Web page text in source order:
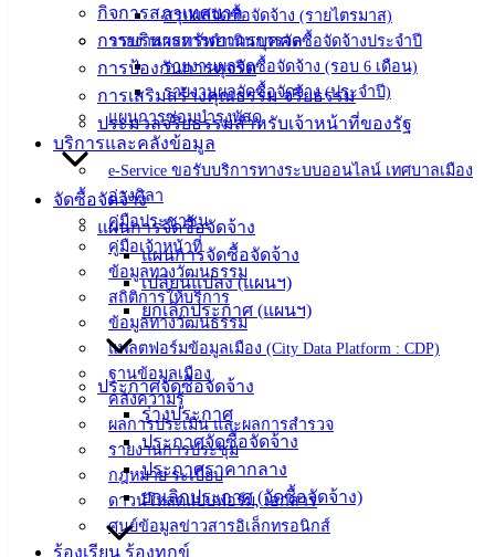
สรุปผลจัดซื้อจัดจ้าง (รายไตรมาส)
รายงานผลการดำเนินการจัดซื้อจัดจ้างประจำปี
รายงานผลจัดซื้อจัดจ้าง (รอบ 6 เดือน)
รายงานผลจัดซื้อจัดจ้าง (ประจำปี)
แผนการซ่อมบำรุงพัสดุ
บริการและคลังข้อมูล
e-Service ขอรับบริการทางระบบออนไลน์ เทศบาลเมือง
อ่างศิลา
คู่มือประชาชน
คู่มือเจ้าหน้าที่
ข้อมูลทางวัฒนธรรม
สถิติการให้บริการ
ข้อมูลทางวัฒนธรรม
แพลตฟอร์มข้อมูลเมือง (City Data Platform : CDP)
ฐานข้อมูลเมือง
คลังความรู้
ผลการประเมิน และผลการสำรวจ
รายงานการประชุม
กฎหมาย ระเบียบ
ดาวน์โหลดแบบฟอร์ม, เอกสาร
ศูนย์ข้อมูลข่าวสารอิเล็กทรอนิกส์
ร้องเรียน ร้องทุกข์
กิจการสภาเทศบาล
การบริหารทรัพยากรบุคคล
การป้องกันการทุจริต
การเสริมสร้างคุณธรรม จริยธรรม
ประมวลจริยธรรมสำหรับเจ้าหน้าที่ของรัฐ
จัดซื้อจัดจ้าง
แผนการจัดซื้อจัดจ้าง
แผนการจัดซื้อจัดจ้าง
เปลี่ยนแปลง (แผนฯ)
ยกเลิกประกาศ (แผนฯ)
ประกาศจัดซื้อจัดจ้าง
ร่างประกาศ
ประกาศจัดซื้อจัดจ้าง
ประกาศราคากลาง
ยกเลิกประกาศ (จัดซื้อจัดจ้าง)
สงวนลิขสิทธิ์ © 2563 เทศบาลเมืองอ่างศิลา จังหวัดชลบุรี |
angsilacity.go.th | Powered byBuuscript